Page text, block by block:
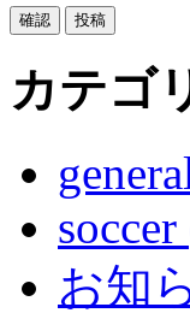
カテゴ
お知